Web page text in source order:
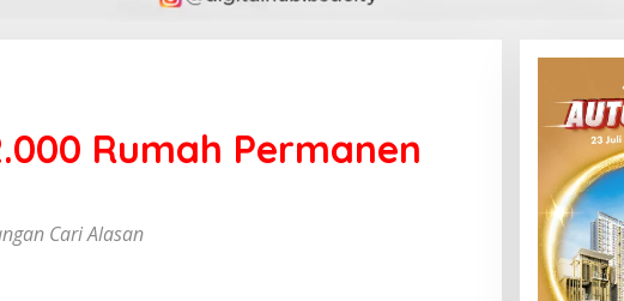
Rumah Permanen
Cari Alasan